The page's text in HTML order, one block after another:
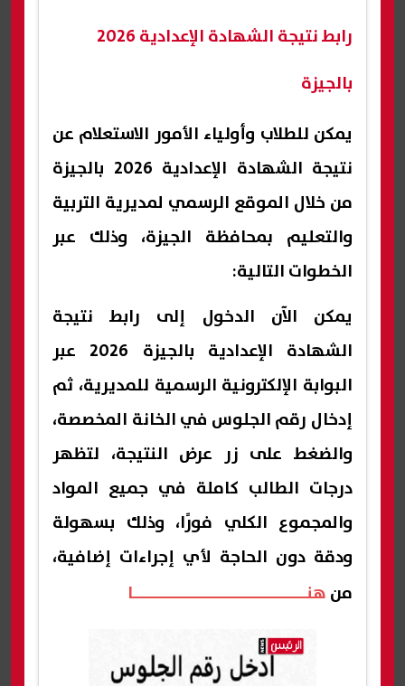
رابط نتيجة الشهادة الإعدادية 2026
بالجيزة
يمكن للطلاب وأولياء الأمور الاستعلام عن
نتيجة الشهادة الإعدادية 2026 بالجيزة
من خلال الموقع الرسمي لمديرية التربية
والتعليم بمحافظة الجيزة، وذلك عبر
الخطوات التالية:
يمكن الآن الدخول إلى رابط نتيجة
الشهادة الإعدادية بالجيزة 2026 عبر
البوابة الإلكترونية الرسمية للمديرية، ثم
إدخال رقم الجلوس في الخانة المخصصة،
والضغط على زر عرض النتيجة، لتظهر
درجات الطالب كاملة في جميع المواد
والمجموع الكلي فورًا، وذلك بسهولة
ودقة دون الحاجة لأي إجراءات إضافية،
منهنــــــــــــــــــــــــــــــــا